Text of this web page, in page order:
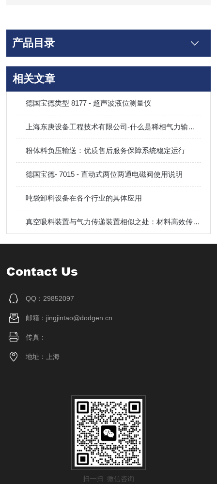
产品目录
相关文章
德国宝德类型 8177 - 超声波液位测量仪
上海东庚设备工程技术有限公司-什么是稀相气力输送？
粉体料负压输送：优质售后服务保障系统稳定运行
德国宝德- 7015 - 直动式两位两通电磁阀使用说明
吨袋卸料设备在各个行业的具体应用
真空吸料装置与气力传递装置相似之处：材料高效传递的二选一
Contact Us
QQ：29852097
邮箱：jingjintao@dodgen.cn
传真：
地址：上海
扫一扫 微信咨询